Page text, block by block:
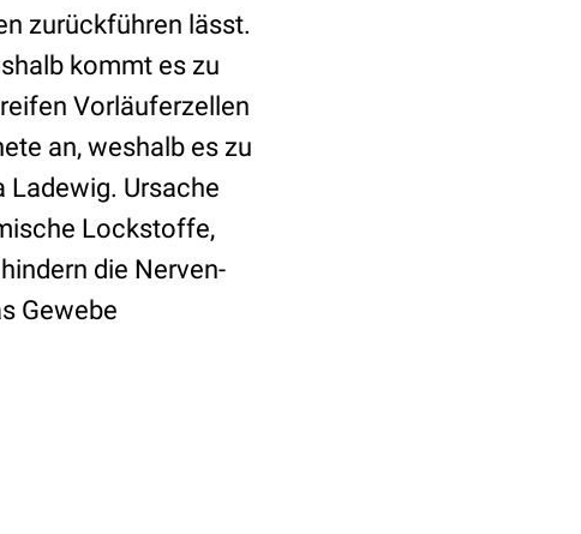
zurückführen lässt.
kommt es zu
Vorläuferzellen
an, weshalb es zu
Ladewig. Ursache
Lockstoffe,
die Nerven-
Gewebe